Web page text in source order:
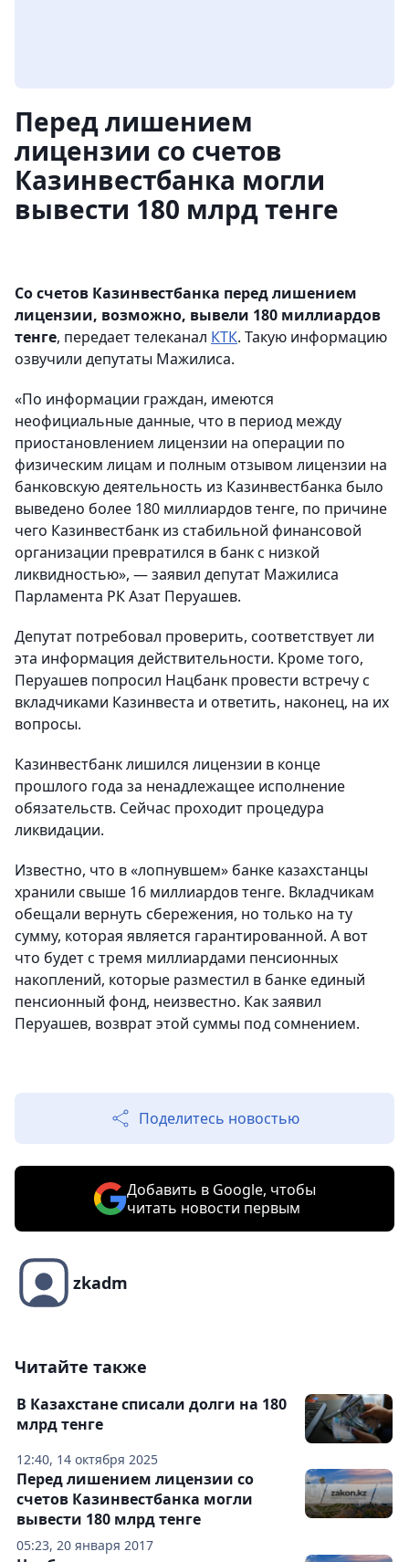
Перед лишением
лицензии со счетов
Казинвестбанка могли
вывести 180 млрд тенге
Со счетов Казинвестбанка перед лишением
лицензии, возможно, вывели 180 миллиардов
тенге, передает телеканал КТК. Такую информацию
озвучили депутаты Мажилиса.
«По информации граждан, имеются
неофициальные данные, что в период между
приостановлением лицензии на операции по
физическим лицам и полным отзывом лицензии на
банковскую деятельность из Казинвестбанка было
выведено более 180 миллиардов тенге, по причине
чего Казинвестбанк из стабильной финансовой
организации превратился в банк с низкой
ликвидностью», — заявил депутат Мажилиса
Парламента РК Азат Перуашев.
Депутат потребовал проверить, соответствует ли
эта информация действительности. Кроме того,
Перуашев попросил Нацбанк провести встречу с
вкладчиками Казинвеста и ответить, наконец, на их
вопросы.
Казинвестбанк лишился лицензии в конце
прошлого года за ненадлежащее исполнение
обязательств. Сейчас проходит процедура
ликвидации.
Известно, что в «лопнувшем» банке казахстанцы
хранили свыше 16 миллиардов тенге. Вкладчикам
обещали вернуть сбережения, но только на ту
сумму, которая является гарантированной. А вот
что будет с тремя миллиардами пенсионных
накоплений, которые разместил в банке единый
пенсионный фонд, неизвестно. Как заявил
Перуашев, возврат этой суммы под сомнением.
Поделитесь новостью
Добавить в Google, чтобы
читать новости первым
zkadm
Читайте также
12:40, 14 октября 2025
В Казахстане списали долги на 180
млрд тенге
05:23, 20 января 2017
Перед лишением лицензии со
счетов Казинвестбанка могли
вывести 180 млрд тенге